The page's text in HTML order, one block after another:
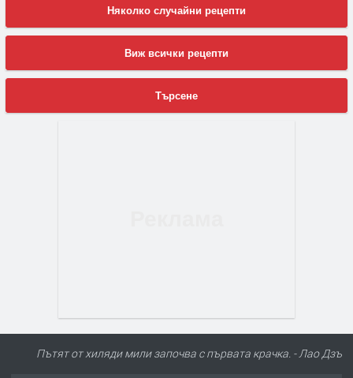
Няколко случайни рецепти
Виж всички рецепти
Търсене
Пътят от хиляди мили започва с първата крачка. - Лао Дзъ